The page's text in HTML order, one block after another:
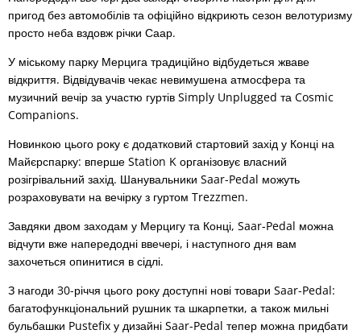
пригод без автомобілів та офіційно відкриють сезон велотуризму
просто неба вздовж річки Саар.
У міському парку Мерцига традиційно відбудеться жваве
відкриття. Відвідувачів чекає невимушена атмосфера та
музичний вечір за участю гуртів Simply Unplugged та Cosmic
Companions.
Новинкою цього року є додатковий стартовий захід у Конці на
Майєрспарку: вперше Station K організовує власний
розігрівальний захід. Шанувальники Saar-Pedal можуть
розраховувати на вечірку з гуртом Trezzmen.
Завдяки двом заходам у Мерцигу та Конці, Saar-Pedal можна
відчути вже напередодні ввечері, і наступного дня вам
захочеться опинитися в сідлі.
З нагоди 30-річчя цього року доступні нові товари Saar-Pedal:
багатофункціональний рушник та шкарпетки, а також мильні
бульбашки Pustefix у дизайні Saar-Pedal тепер можна придбати